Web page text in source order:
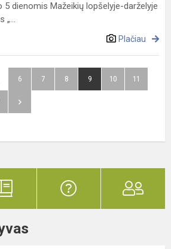
dienomis Mažeikių lopšelyje-darželyje
„...
Plačiau
6 7 8 9 10 11